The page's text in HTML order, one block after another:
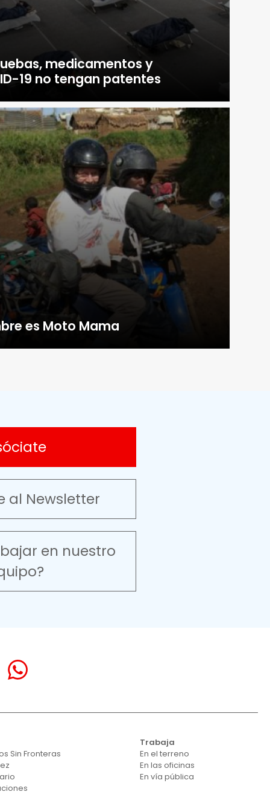
medicamentos y
19 no tengan patentes
es Moto Mama
al Newsletter
en nuestro
Sin Fronteras
Trabaja
En el terreno
En las oficinas
En vía pública